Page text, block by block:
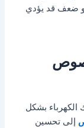
أو ضعف قد يؤدي
الكهرباء بشكل
إلى تحسين